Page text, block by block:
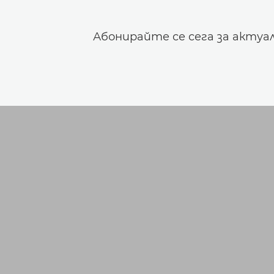
Абонирайте се сега за